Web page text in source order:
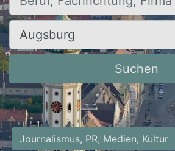
Ort, Stadt
Suchen
Journalismus, PR, Medien, Kultur